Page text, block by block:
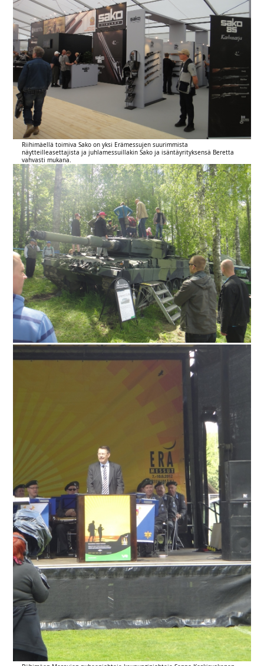
Riihimäellä toimiva Sako on yksi Erämessujen suurimmista
näytteilleasettajista ja juhlamessuillakin Sako ja isäntäyrityksensä Beretta
vahvasti mukana.